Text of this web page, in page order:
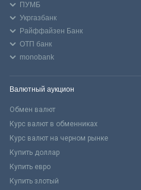
ПУМБ
Укргазбанк
Райффайзен Банк
ОТП банк
monobank
Валютный аукцион
Обмен валют
Курс валют в обменниках
Курс валют на черном рынке
Купить доллар
Купить евро
Купить злотый